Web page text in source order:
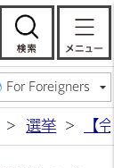
常陸大宮市公
検
For Foreigners
選挙 【